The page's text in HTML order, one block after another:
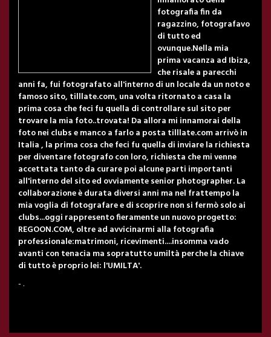
fotografia fin da
ragazzino, fotografavo
di tutto ed
ovunque.Nella mia
prima vacanza ad Ibiza,
che risale a parecchi
anni fa, fui fotografato all'interno di un locale da un noto e
famoso sito, tilllate.com, una volta ritornato a casa la
prima cosa che feci fu quella di controllare sul sito per
trovare la mia foto..trovata! Da allora mi innamorai della
foto nei clubs e manco a farlo a posta tilllate.com arrivò in
Italia , la prima cosa che feci fu quella di inviare la richiesta
per diventare fotografo con loro, richiesta che mi venne
accettata tanto da curare poi alcune parti importanti
all'interno del sito ed ovviamente senior photographer. La
collaborazione è durata diversi anni ma nel frattempo la
mia voglia di fotografare e di scoprire non si fermò solo ai
clubs...oggi rappresento fieramente un nuovo progetto:
REGOON.COM, oltre ad avvicinarmi alla fotografia
professionale:matrimoni, ricevimenti....insomma vado
avanti con tenacia ma sopratutto umiltà perche la chiave
di tutto è proprio lei: l'UMILTA'.
- .